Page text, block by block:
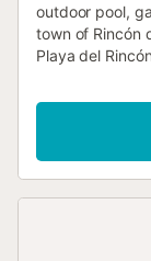
outdoor pool,
town of Rincón
Playa del